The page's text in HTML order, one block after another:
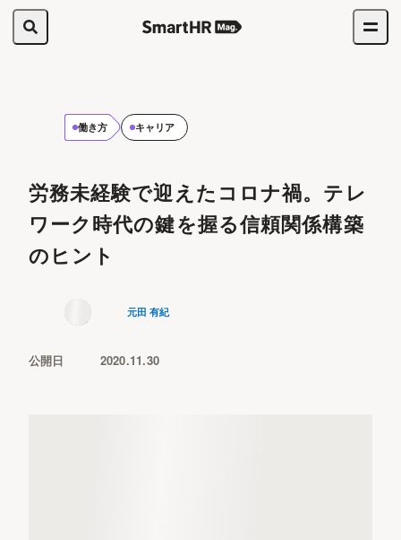
働き方 キャリア
労務未経験で迎えたコロナ禍。テレ
ワーク時代の鍵を握る信頼関係構築
のヒント
元田 有紀
公開日 2020.11.30